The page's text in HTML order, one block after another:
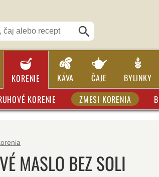
KORENIE KÁVA ČAJE BYLINKY
KORENIE ZMESI KORENIA
MASLO BEZ SOLI